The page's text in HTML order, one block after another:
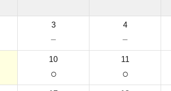
3
－
4
－
10
○
11
○